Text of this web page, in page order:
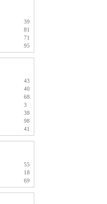
39
81
71
95
43
40
68
3
38
98
41
55
18
69